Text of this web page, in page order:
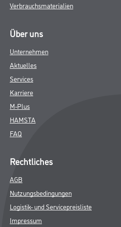
Verbrauchsmaterialien
Über uns
Unternehmen
Aktuelles
Services
Karriere
M-Plus
HAMSTA
FAQ
Rechtliches
AGB
Nutzungsbedingungen
Logistik- und Servicepreisliste
Impressum